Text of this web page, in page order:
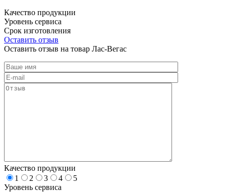
Качество продукции
Уровень сервиса
Срок изготовления
Оставить отзыв
Оставить отзыв на товар Лас-Вегас
Качество продукции
1
2 3 4
5
Уровень сервиса